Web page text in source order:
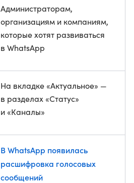
Администраторам,
организациям и компаниям,
которые хотят развиваться
в WhatsApp
На вкладке «Актуальное» —
в разделах «Статус»
и «Каналы»
В WhatsApp появилась
расшифровка голосовых
сообщений